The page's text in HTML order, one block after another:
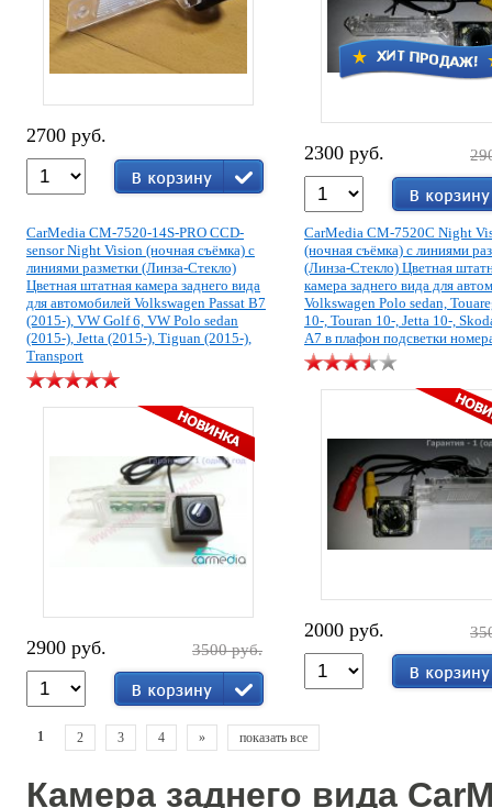
2700 руб.
2300 руб.
CarMedia CM-7520-14S-PRO CCD-
sensor Night Vision (ночная съёмка) с
линиями разметки (Линза-Стекло)
Цветная штатная камера заднего вида
для автомобилей Volkswagen Passat B7
(2015-), VW Golf 6, VW Polo sedan
(2015-), Jetta (2015-), Tiguan (2015-),
Transport
2900 руб. 3500 руб.
CarMedia CM-7520C Night
(ночная съёмка) с линиями
(Линза-Стекло) Цветная
камера заднего вида для
Volkswagen Polo sedan,
10-, Touran 10-, Jetta 10-,
A7 в плафон подсветки
2000 руб.
1 2 3 4 » показать все
Камера заднего вида